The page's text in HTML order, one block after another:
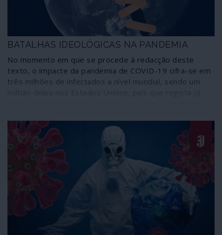
BATALHAS IDEOLÓGICAS NA PANDEMIA
No momento em que se procede à redacção deste
texto, o impacte da pandemia de COVID-19 cifra-se em
três milhões de infectados a nível mundial, sendo um
as que se deveram à estratégia de diversionismo
mediático de Donald Trump (como foi a de sugerir
publicamente a administração de desinfectantes como
remédio...). Permanecem desconhecidas as origens do
novo coronavírus, mas são reveladoras as políticas
adoptadas diferenciadamente por diversos países e já
visíveis as suas consequências.